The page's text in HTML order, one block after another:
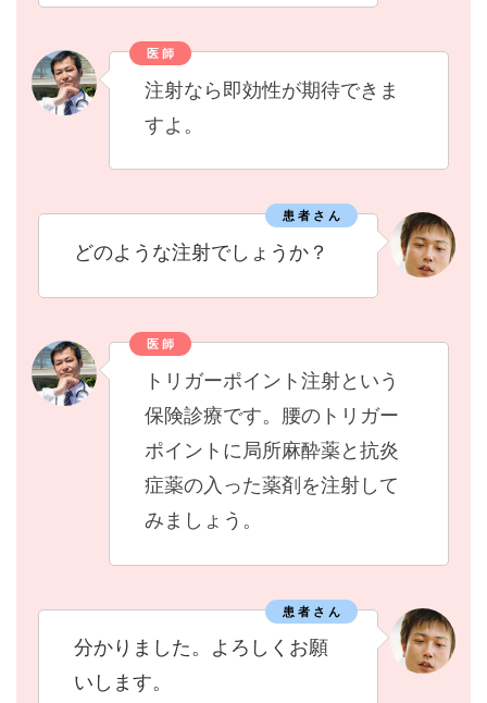
医 師
注射なら即効性が期待できま
すよ。
患 者 さ ん
どのような注射でしょうか？
医 師
トリガーポイント注射という
保険診療です。腰のトリガー
ポイントに局所麻酔薬と抗炎
症薬の入った薬剤を注射して
みましょう。
患 者 さ ん
分かりました。よろしくお願
いします。